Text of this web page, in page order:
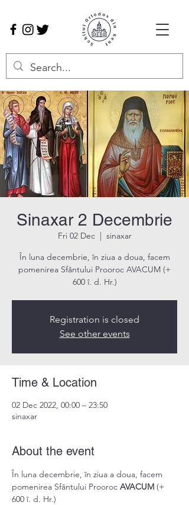
Sinaxar 2 Decembrie
Fri 02 Dec
  |
sinaxar
În luna decembrie, în ziua a doua, facem
pomenirea Sfântului Prooroc AVACUM (+
600 î. d. Hr.)
Registration is closed
See other events
Time & Location
02 Dec 2022, 00:00 – 23:50
sinaxar
About the event
În luna decembrie, în ziua a doua, facem
pomenirea Sfântului Prooroc AVACUM (+
600 î. d. Hr.)